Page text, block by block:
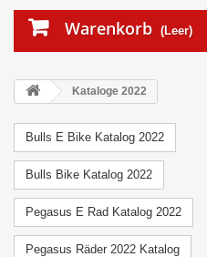
Warenkorb (Leer)
Kataloge 2022
Bulls E Bike Katalog 2022
Bulls Bike Katalog 2022
Pegasus E Rad Katalog 2022
Pegasus Räder 2022 Katalog